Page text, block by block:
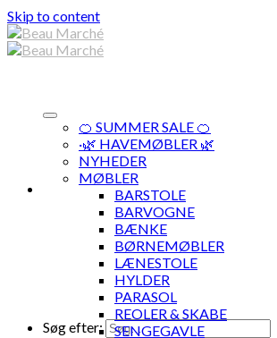
Skip to content
Søg efter:
🍊 SUMMER SALE 🍊
·🌿 HAVEMØBLER 🌿
NYHEDER
MØBLER
BARSTOLE
BARVOGNE
BÆNKE
BØRNEMØBLER
LÆNESTOLE
HYLDER
PARASOL
REOLER & SKABE
SENGEGAVLE